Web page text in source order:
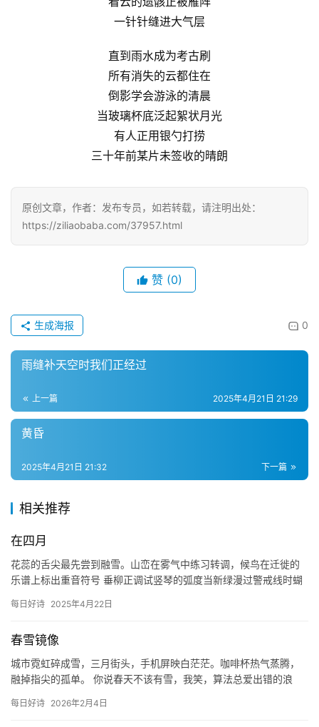
投
每
日
好
一针针缝进大气层
直到雨水成为考古刷
所有消失的云都住在
倒影学会游泳的清晨
当玻璃杯底泛起絮状月光
有人正用银勺打捞
三十年前某片未签收的晴朗
原创文章，作者：发布专员，如若转载，请注明出处：
https://ziliaobaba.com/37957.html
赞 (0)
0
生成海报
雨缝补天空时我们正经过
上一篇 2025年4月21日 21:29
黄昏
下一篇
2025年4月21日 21:32
相关推荐
在四月
花蕊的舌尖最先尝到融雪。山峦在雾气中练习转调，候鸟在迁徙的
乐谱上标出重音符号 垂柳正调试竖琴的弧度当新绿漫过警戒线时蝴
那…
每日好诗 2025年4月22日
春雪镜像
城市霓虹碎成雪，三月街头，手机屏映白茫茫。咖啡杯热气蒸腾，
融掉指尖的孤单。 你说春天不该有雪，我笑，算法总爱出错的浪
fe…
每日好诗 2026年2月4日